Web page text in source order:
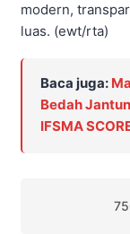
modern,
luas. (ewt/rta)
Baca juga:
Bedah
IFSMA